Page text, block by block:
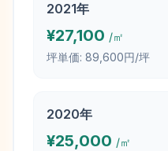
2021年
¥27,100 /㎡
坪単価: 89,600円/坪
2020年
¥25,000 /㎡